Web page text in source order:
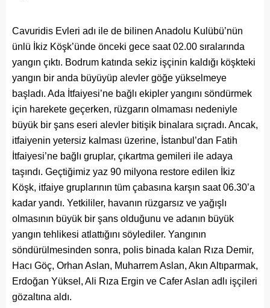
Cavuridis Evleri adı ile de bilinen Anadolu Kulübü’nün
ünlü İkiz Köşk’ünde önceki gece saat 02.00 sıralarında
yangın çıktı. Bodrum katında sekiz işçinin kaldığı köşkteki
yangın bir anda büyüyüp alevler göğe yükselmeye
başladı. Ada İtfaiyesi’ne bağlı ekipler yangını söndürmek
için harekete geçerken, rüzgarın olmaması nedeniyle
büyük bir şans eseri alevler bitişik binalara sıçradı. Ancak,
itfaiyenin yetersiz kalması üzerine, İstanbul’dan Fatih
İtfaiyesi’ne bağlı gruplar, çıkartma gemileri ile adaya
taşındı. Geçtiğimiz yaz 90 milyona restore edilen İkiz
Köşk, itfaiye gruplarının tüm çabasına karşın saat 06.30’a
kadar yandı. Yetkililer, havanın rüzgarsız ve yağışlı
olmasının büyük bir şans olduğunu ve adanın büyük
yangın tehlikesi atlattığını söylediler. Yangının
söndürülmesinden sonra, polis binada kalan Rıza Demir,
Hacı Göç, Orhan Aslan, Muharrem Aslan, Akın Altıparmak,
Erdoğan Yüksel, Ali Rıza Ergin ve Cafer Aslan adlı işçileri
gözaltına aldı.